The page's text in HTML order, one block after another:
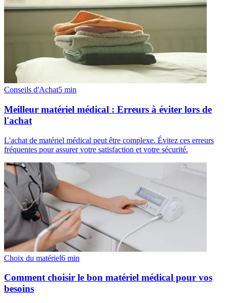
Conseils d'Achat5 min
Meilleur matériel médical : Erreurs à éviter lors de
l'achat
L'achat de matériel médical peut être complexe. Évitez ces erreurs
fréquentes pour assurer votre satisfaction et votre sécurité.
Choix du matériel6 min
Comment choisir le bon matériel médical pour vos
besoins